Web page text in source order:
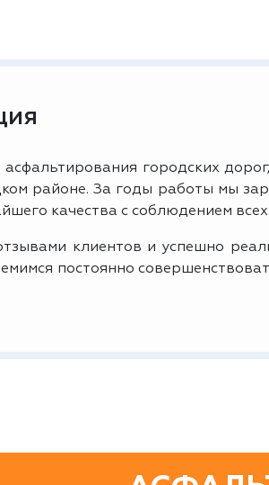
городских
районе. За годы работы мы
качества с соблюдением
клиентов и успешно
постоянно